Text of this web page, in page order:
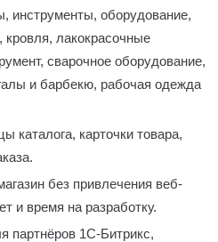
инструменты, оборудование,
кровля, лакокрасочные
сварочное оборудование,
и барбекю, рабочая одежда
каталога, карточки товара,
без привлечения веб-
и время на разработку.
партнёров 1С-Битрикс,